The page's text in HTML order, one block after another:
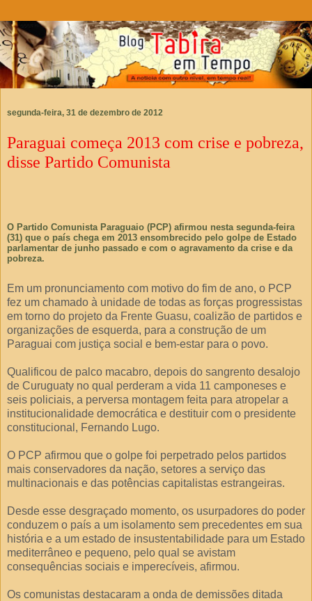
segunda-feira, 31 de dezembro de 2012
Paraguai começa 2013 com crise e pobreza,
disse Partido Comunista
O Partido Comunista Paraguaio (PCP) afirmou nesta segunda-feira
(31) que o país chega em 2013 ensombrecido pelo golpe de Estado
parlamentar de junho passado e com o agravamento da crise e da
pobreza.
Em um pronunciamento com motivo do fim de ano, o PCP
fez um chamado à unidade de todas as forças progressistas
em torno do projeto da Frente Guasu, coalizão de partidos e
organizações de esquerda, para a construção de um
Paraguai com justiça social e bem-estar para o povo.
Qualificou de palco macabro, depois do sangrento desalojo
de Curuguaty no qual perderam a vida 11 camponeses e
seis policiais, a perversa montagem feita para atropelar a
institucionalidade democrática e destituir com o presidente
constitucional, Fernando Lugo.
O PCP afirmou que o golpe foi perpetrado pelos partidos
mais conservadores da nação, setores a serviço das
multinacionais e das potências capitalistas estrangeiras.
Desde esse desgraçado momento, os usurpadores do poder
conduzem o país a um isolamento sem precedentes em sua
história e a um estado de insustentabilidade para um Estado
mediterrâneo e pequeno, pelo qual se avistam
consequências sociais e imperecíveis, afirmou.
Os comunistas destacaram a onda de demissões ditada